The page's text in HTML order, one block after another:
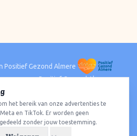
Positief Gezond Almere
Positief Gezond Almere
PER WIJK
Almere StadAlmere BuitenAlmere Poort
Wat te doen
het bereik van onze advertenties te
en TikTok. Er worden geen
zonder jouw toestemming.